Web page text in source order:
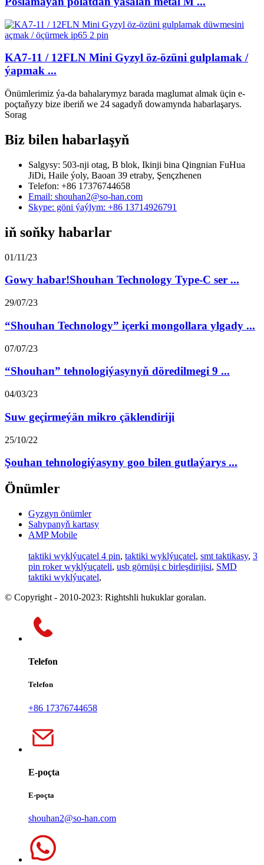
KA7-11 / 12FLN Mini Gyzyl öz-özüni gulplamak /
ýapmak ...
Önümlerimiz ýa-da bahalarymyz barada maglumat almak üçin e-
poçtaňyzy bize iberiň we 24 sagadyň dowamynda habarlaşarys.
Sorag
Biz bilen habarlaşyň
Salgysy: 503-nji otag, B blok, Ikinji bina Qingnian FuHua
JiDi, Haile ýoly, Baoan 39 etraby, Şençzhenen
Telefon: +86 17376744658
Email: shouhan2@so-han.com
Skype: göni ýaýlym: +86 13714926791
iň soňky habarlar
01/11/23
Gowy habar!Shouhan Technology Type-C ser ...
29/07/23
“Shouhan Technology” içerki mongollara ylgady ...
07/07/23
“Shouhan” tehnologiýasynyň döredilmegi 9 ...
04/03/23
Suw geçirmeýän mikro çäklendiriji
25/10/22
Şouhan tehnologiýasyny goo bilen gutlaýarys ...
Önümler
Gyzgyn önümler
Sahypanyň kartasy
AMP Mobile
taktiki wyklýuçatel 4 pin, taktiki wyklýuçatel, smt taktikasy, 3
pin roker wyklýuçateli, usb görnüşi c birleşdirijisi, SMD
taktiki wyklýuçatel,
© Copyright - 2010-2023: Rightshli hukuklar goralan.
Telefon
Telefon
+86 17376744658
E-poçta
E-poçta
shouhan2@so-han.com